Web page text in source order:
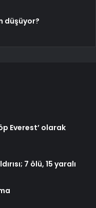
düşüyor?
Everest’ olarak
7 ölü, 15 yaralı